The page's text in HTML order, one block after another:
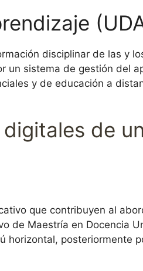
disciplinar de las y
un sistema de gestión del
y de educación a
de
que contribuyen al
de Maestría en Docencia
horizontal, posteriormente